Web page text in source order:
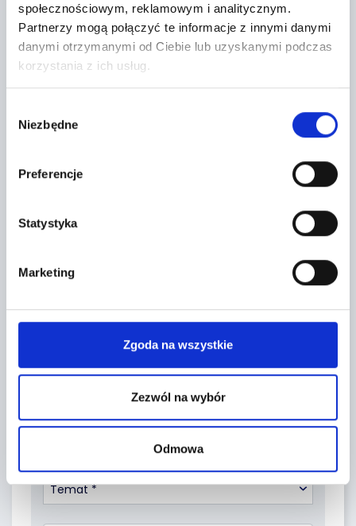
społecznościowym, reklamowym i analitycznym.
Partnerzy mogą połączyć te informacje z innymi danymi
danymi otrzymanymi od Ciebie lub uzyskanymi podczas
korzystania z ich usług.
zgody
Niezbędne
Preferencje
Statystyka
Marketing
Zgoda na wszystkie
Zezwól na wybór
Odmowa
contributors
FORMULARZ KONTAKTOWY
Temat *